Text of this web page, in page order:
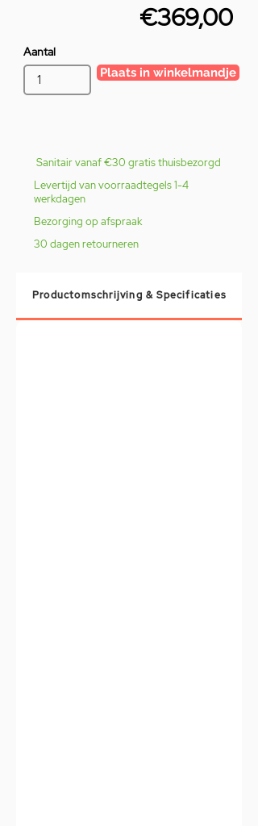
€369,00
Aantal
Plaats in winkelmandje
Sanitair vanaf €30 gratis thuisbezorgd
Levertijd van voorraadtegels 1-4
werkdagen
Bezorging op afspraak
30 dagen retourneren
Productomschrijving & Specificaties